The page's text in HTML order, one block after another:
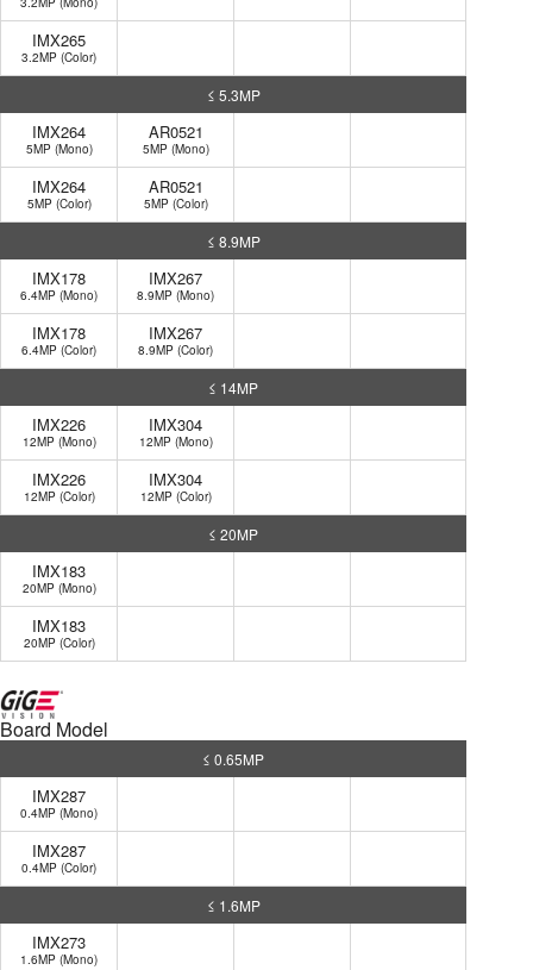
IMX265
3.2MP (Color)
≤ 5.3MP
IMX264
5MP (Mono)
AR0521
5MP (Mono)
IMX264
5MP (Color)
AR0521
5MP (Color)
≤ 8.9MP
IMX178
6.4MP (Mono)
IMX267
8.9MP (Mono)
IMX178
6.4MP (Color)
IMX267
8.9MP (Color)
≤ 14MP
IMX226
12MP (Mono)
IMX304
12MP (Mono)
IMX226
12MP (Color)
IMX304
12MP (Color)
≤ 20MP
IMX183
20MP (Mono)
IMX183
20MP (Color)
Board Model
≤ 0.65MP
IMX287
0.4MP (Mono)
IMX287
0.4MP (Color)
≤ 1.6MP
IMX273
1.6MP (Mono)